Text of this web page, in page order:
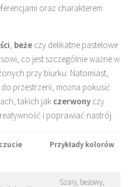
oraz charakterem
beże czy delikatne pastelowe
co jest szczególnie ważne w
przy biurku. Natomiast,
przestrzeni, można pokusić
takich jak czerwony czy
i poprawiać nastrój.
Przykłady kolorów
Szary, beżowy,